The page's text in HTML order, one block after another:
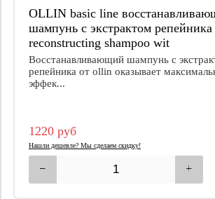
OLLIN basic line
шампунь с экстрактом
reconstructing shampoo wit
Восстанавливающий шампунь с
репейника от ollin оказывает
эффек...
1220 руб
Нашли дешевле? Мы сделаем скидку!